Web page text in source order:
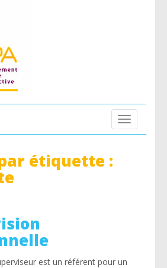
Toggle
navigation
étiquette :
est un référent pour un